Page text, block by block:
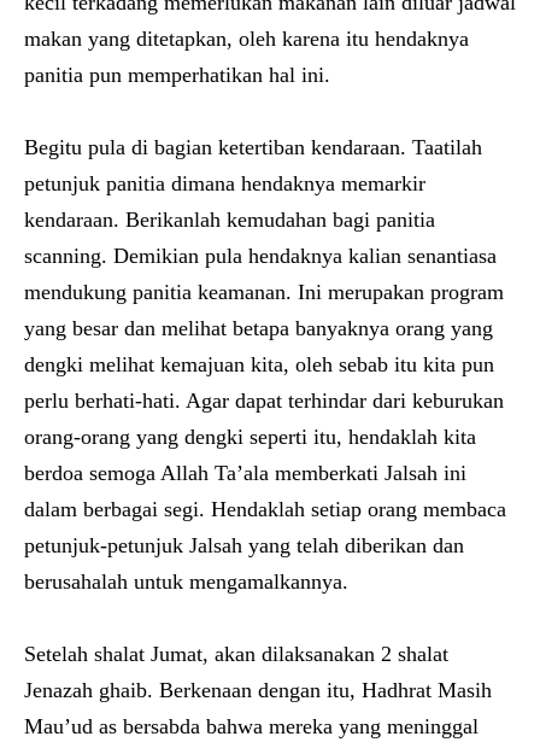
makan yang ditetapkan, oleh karena itu hendaknya
panitia pun memperhatikan hal ini.
Begitu pula di bagian ketertiban kendaraan. Taatilah
petunjuk panitia dimana hendaknya memarkir
kendaraan. Berikanlah kemudahan bagi panitia
scanning. Demikian pula hendaknya kalian senantiasa
mendukung panitia keamanan. Ini merupakan program
yang besar dan melihat betapa banyaknya orang yang
dengki melihat kemajuan kita, oleh sebab itu kita pun
perlu berhati-hati. Agar dapat terhindar dari keburukan
orang-orang yang dengki seperti itu, hendaklah kita
berdoa semoga Allah Ta’ala memberkati Jalsah ini
dalam berbagai segi. Hendaklah setiap orang membaca
petunjuk-petunjuk Jalsah yang telah diberikan dan
berusahalah untuk mengamalkannya.
Setelah shalat Jumat, akan dilaksanakan 2 shalat
Jenazah ghaib. Berkenaan dengan itu, Hadhrat Masih
Mau’ud as bersabda bahwa mereka yang meninggal